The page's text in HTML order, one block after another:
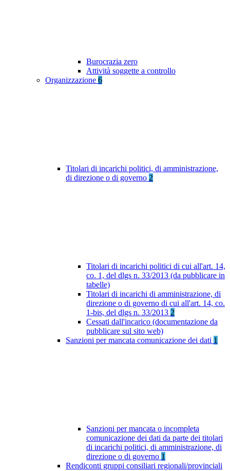
Burocrazia zero
Attività soggette a controllo
Organizzazione 6
Titolari di incarichi politici, di amministrazione,
di direzione o di governo 2
Titolari di incarichi politici di cui all'art. 14,
co. 1, del dlgs n. 33/2013 (da pubblicare in
tabelle)
Titolari di incarichi di amministrazione, di
direzione o di governo di cui all'art. 14, co.
1-bis, del dlgs n. 33/2013 2
Cessati dall'incarico (documentazione da
pubblicare sul sito web)
Sanzioni per mancata comunicazione dei dati 1
Sanzioni per mancata o incompleta
comunicazione dei dati da parte dei titolari
di incarichi politici, di amministrazione, di
direzione o di governo 1
Rendiconti gruppi consiliari regionali/provinciali